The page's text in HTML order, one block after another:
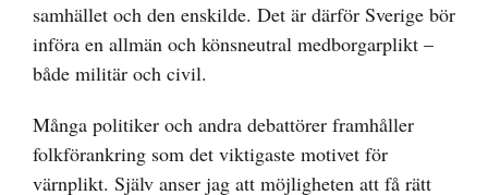
samhället och den enskilde. Det är därför Sverige bör
införa en allmän och könsneutral medborgarplikt –
både militär och civil.
Många politiker och andra debattörer framhåller
folkförankring som det viktigaste motivet för
värnplikt. Själv anser jag att möjligheten att få rätt